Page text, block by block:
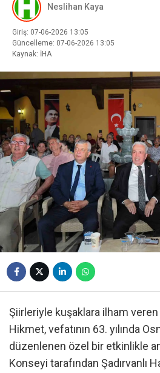
Neslihan Kaya
Giriş: 07-06-2026 13:05
Güncelleme: 07-06-2026 13:05
Kaynak: İHA
Şiirleriyle kuşaklara ilham
Hikmet, vefatının 63. yılında
düzenlenen özel bir etkinlikle
Konseyi tarafından Şadırvanlı